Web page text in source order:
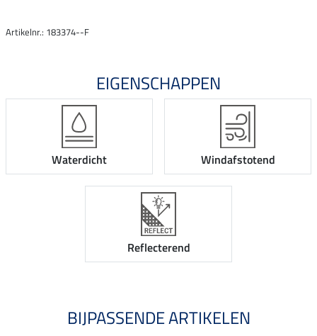
Artikelnr.: 183374--F
EIGENSCHAPPEN
Waterdicht Windafstotend
Reflecterend
BIJPASSENDE ARTIKELEN